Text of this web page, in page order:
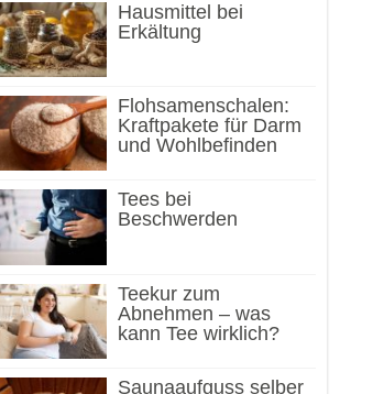
Hausmittel bei
Erkältung
Flohsamenschalen:
Kraftpakete für Darm
und Wohlbefinden
Tees bei
Beschwerden
Teekur zum
Abnehmen – was
kann Tee wirklich?
Saunaaufguss selber